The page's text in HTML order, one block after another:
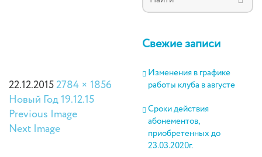
22.12.20152784 × 1856
Новый Год 19.12.15
Previous Image
Next Image
Свежие записи
Изменения в графике
работы клуба в августе
Сроки действия
абонементов,
приобретенных до
23.03.2020г.